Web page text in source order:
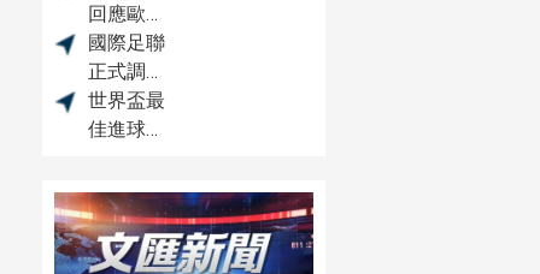
回應歐足
聯抵制：
將繼續推
進世界盃
私有化磋
國際足聯
正式調查
阿根廷
三人恐遭
世界盃最
佳進球，